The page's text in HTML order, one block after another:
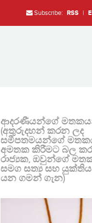
Subscribe: RSS |
ආදරණීයන්ගේ
(අතුරුදහන් කරන ලද
සමීපතමයන්ගේ
අමතක කිරීමට බල
රාජ්‍යක, ඔවුන්ගේ
සමග සත්‍ය සහ
යන ගමන් ගැන)